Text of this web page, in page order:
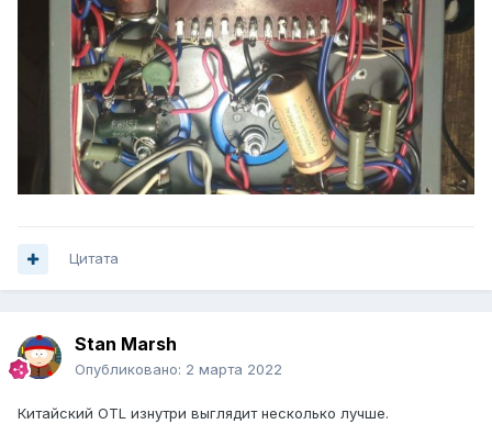
Цитата
Stan Marsh
Опубликовано: 2 марта 2022
Китайский OTL изнутри выглядит несколько лучше.